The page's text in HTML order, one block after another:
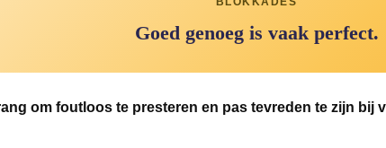
Goed genoeg is vaak perfect.
om foutloos te presteren en pas tevreden te zijn bij